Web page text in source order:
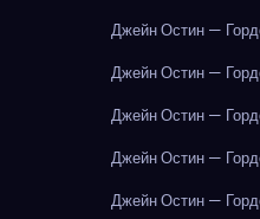
Джейн Остин —
Джейн Остин —
Джейн Остин —
Джейн Остин —
Джейн Остин —